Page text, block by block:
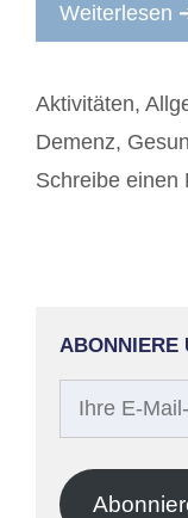
Weiterlesen
Kategorien
Aktivitäten,
Demenz,
Schreibe einen
ABONNIERE
Adresse